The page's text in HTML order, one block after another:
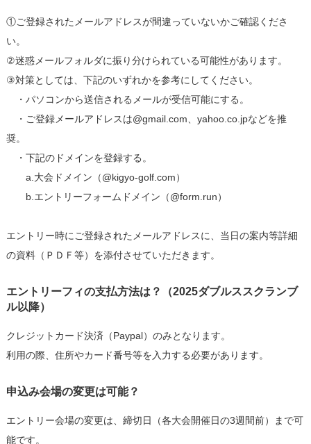
①ご登録されたメールアドレスが間違っていないかご確認くださ
い。
②迷惑メールフォルダに振り分けられている可能性があります。
③対策としては、下記のいずれかを参考にしてください。
・パソコンから送信されるメールが受信可能にする。
・ご登録メールアドレスは@gmail.com、yahoo.co.jpなどを推
奨。
・下記のドメインを登録する。
a.大会ドメイン（@kigyo-golf.com）
b.エントリーフォームドメイン（@form.run）
エントリー時にご登録されたメールアドレスに、当日の案内等詳細
の資料（ＰＤＦ等）を添付させていただきます。
エントリーフィの支払方法は？（2025ダブルススクランブ
ル以降）
クレジットカード決済（Paypal）のみとなります。
利用の際、住所やカード番号等を入力する必要があります。
申込み会場の変更は可能？
エントリー会場の変更は、締切日（各大会開催日の3週間前）まで可
能です。